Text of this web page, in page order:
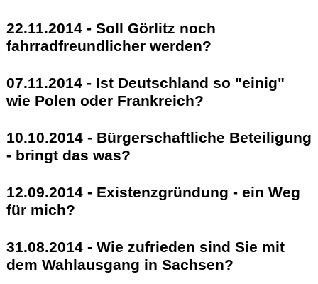
Sport
Termine
22.11.2014 - Soll Görlitz noch
fahrradfreundlicher werden?
07.11.2014 - Ist Deutschland so "einig"
wie Polen oder Frankreich?
10.10.2014 - Bürgerschaftliche Beteiligung
- bringt das was?
12.09.2014 - Existenzgründung - ein Weg
für mich?
31.08.2014 - Wie zufrieden sind Sie mit
dem Wahlausgang in Sachsen?